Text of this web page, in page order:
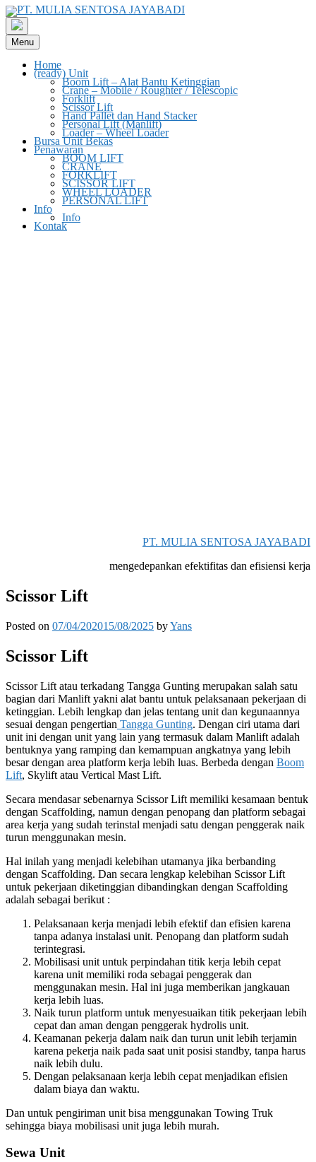
Menu
Home
(ready) Unit
Boom Lift – Alat Bantu Ketinggian
Crane – Mobile / Roughter / Telescopic
Forklift
Scissor Lift
Hand Pallet dan Hand Stacker
Personal Lift (Manlift)
Loader – Wheel Loader
Bursa Unit Bekas
Penawaran
BOOM LIFT
CRANE
FORKLIFT
SCISSOR LIFT
WHEEL LOADER
PERSONAL LIFT
Info
Info
Kontak
PT. MULIA SENTOSA JAYABADI
mengedepankan efektifitas dan efisiensi kerja
Skip
to
Scissor Lift
Posted on 07/04/202015/08/2025 byYans
Scissor Lift
Scissor Lift atau terkadang Tangga Gunting merupakan salah satu
bagian dari Manlift yakni alat bantu untuk pelaksanaan pekerjaan di
ketinggian. Lebih lengkap dan jelas tentang unit dan kegunaannya
sesuai dengan pengertian Tangga Gunting. Dengan ciri utama dari
unit ini dengan unit yang lain yang termasuk dalam Manlift adalah
bentuknya yang ramping dan kemampuan angkatnya yang lebih
besar dengan area platform kerja lebih luas. Berbeda dengan Boom
Lift, Skylift atau Vertical Mast Lift.
Secara mendasar sebenarnya Scissor Lift memiliki kesamaan bentuk
dengan Scaffolding, namun dengan penopang dan platform sebagai
area kerja yang sudah terinstal menjadi satu dengan penggerak naik
turun menggunakan mesin.
Hal inilah yang menjadi kelebihan utamanya jika berbanding
dengan Scaffolding. Dan secara lengkap kelebihan Scissor Lift
untuk pekerjaan diketinggian dibandingkan dengan Scaffolding
adalah sebagai berikut :
Pelaksanaan kerja menjadi lebih efektif dan efisien karena
tanpa adanya instalasi unit. Penopang dan platform sudah
terintegrasi.
Mobilisasi unit untuk perpindahan titik kerja lebih cepat
karena unit memiliki roda sebagai penggerak dan
menggunakan mesin. Hal ini juga memberikan jangkauan
kerja lebih luas.
Naik turun platform untuk menyesuaikan titik pekerjaan lebih
cepat dan aman dengan penggerak hydrolis unit.
Keamanan pekerja dalam naik dan turun unit lebih terjamin
karena pekerja naik pada saat unit posisi standby, tanpa harus
naik lebih dulu.
Dengan pelaksanaan kerja lebih cepat menjadikan efisien
dalam biaya dan waktu.
Dan untuk pengiriman unit bisa menggunakan Towing Truk
sehingga biaya mobilisasi unit juga lebih murah.
Sewa Unit